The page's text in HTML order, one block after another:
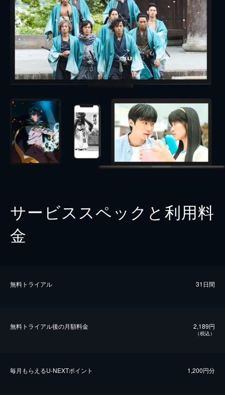
サービススペックと利用料
金
無料トライアル 31日間
無料トライアル後の⽉額料金 2,189円
（税込）
毎⽉もらえるU-NEXTポイント 1,200円分